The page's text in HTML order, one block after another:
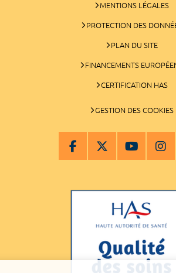
MENTIONS LÉGALES
PROTECTION DES
PLAN DU SITE
FINANCEMENTS
CERTIFICATION HAS
GESTION DES COOKIES